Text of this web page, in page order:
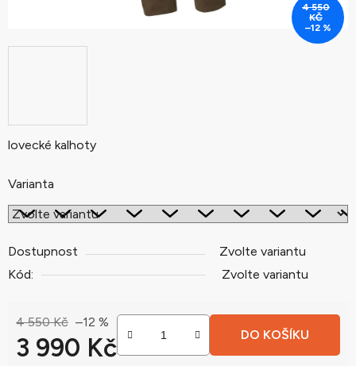
lovecké kalhoty
Varianta
Dostupnost
Zvolte variantu
Kód:
Zvolte variantu
4 550 Kč –12 %
3 990 Kč DO KOŠÍKU
4 550
KČ
–12 %